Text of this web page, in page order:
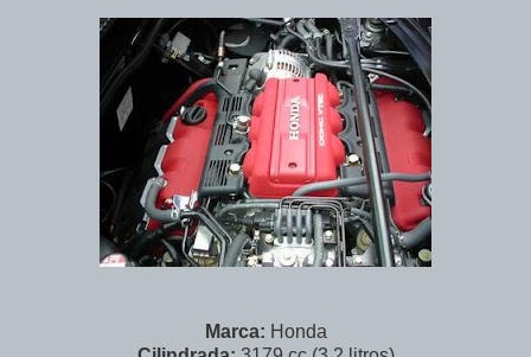
Marca: Honda